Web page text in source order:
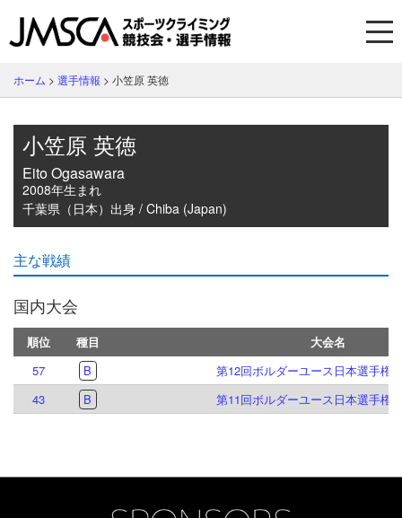
ホーム > 選手情報 > 小笠原 英徳
小笠原 英徳
Eito Ogasawara
2008年生まれ
千葉県（日本）出身 / Chiba (Japan)
主な戦績
国内大会
順位 種目
大会名
57
B
第12回ボルダーユース日本選手権
43
B 第11回ボルダーユース日本選手権